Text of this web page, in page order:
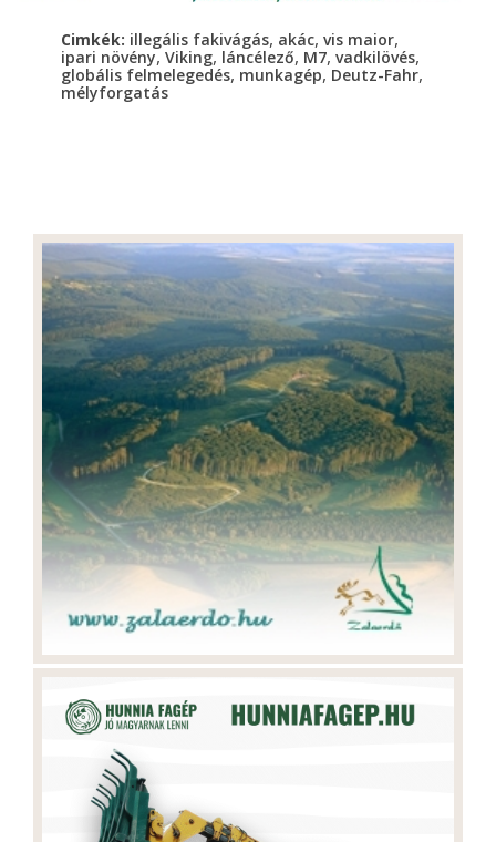
Cimkék: illegális fakivágás, akác, vis maior,
ipari növény, Viking, láncélező, M7, vadkilövés,
globális felmelegedés, munkagép, Deutz-Fahr,
mélyforgatás